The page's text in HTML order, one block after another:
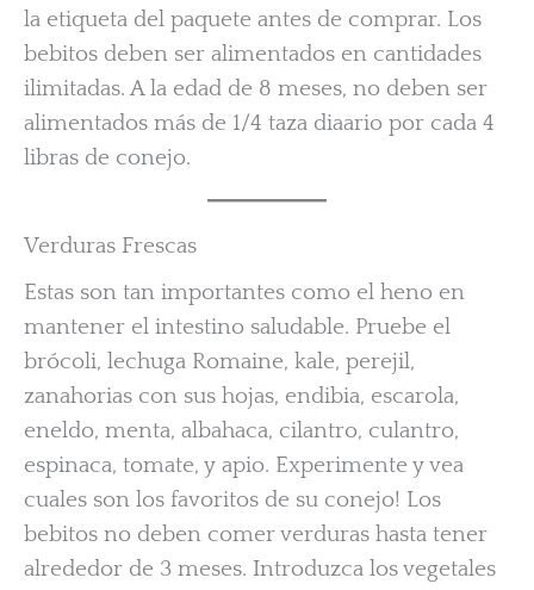
la etiqueta del paquete antes de comprar. Los
bebitos deben ser alimentados en cantidades
ilimitadas. A la edad de 8 meses, no deben ser
alimentados más de 1/4 taza diaario por cada 4
libras de conejo.
Verduras Frescas
Estas son tan importantes como el heno en
mantener el intestino saludable. Pruebe el
brócoli, lechuga Romaine, kale, perejil,
zanahorias con sus hojas, endibia, escarola,
eneldo, menta, albahaca, cilantro, culantro,
espinaca, tomate, y apio. Experimente y vea
cuales son los favoritos de su conejo! Los
bebitos no deben comer verduras hasta tener
alrededor de 3 meses. Introduzca los vegetales